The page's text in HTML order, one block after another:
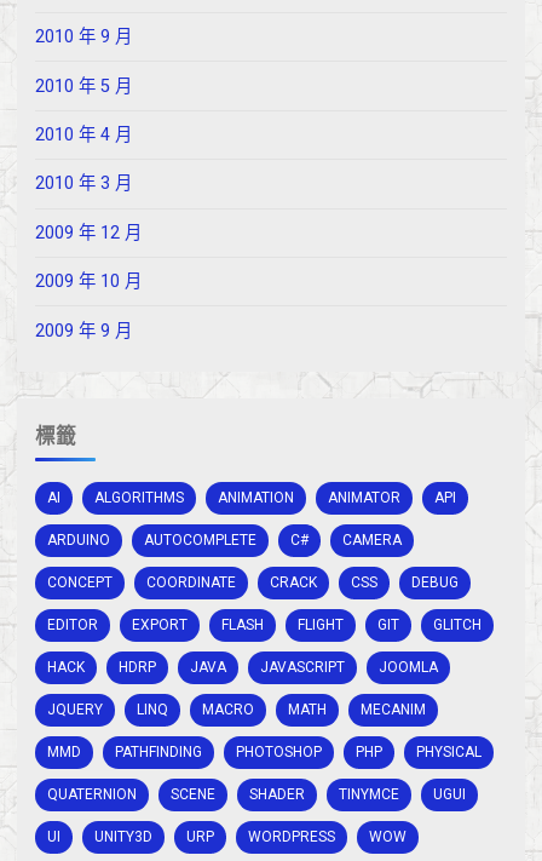
2010 年 9 月
2010 年 5 月
2010 年 4 月
2010 年 3 月
2009 年 12 月
2009 年 10 月
2009 年 9 月
標籤
AI ALGORITHMS ANIMATION ANIMATOR API
ARDUINO AUTOCOMPLETE C# CAMERA
CONCEPT COORDINATE CRACK CSS DEBUG
EDITOR EXPORT FLASH FLIGHT GIT GLITCH
HACK HDRP JAVA JAVASCRIPT JOOMLA
JQUERY LINQ MACRO MATH MECANIM
MMD PATHFINDING PHOTOSHOP PHP PHYSICAL
QUATERNION SCENE SHADER TINYMCE UGUI
UI UNITY3D URP WORDPRESS WOW